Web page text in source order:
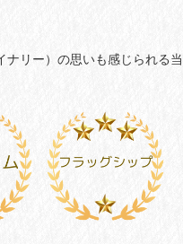
リー）の思いも感じられる当